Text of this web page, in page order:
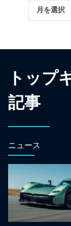
トップ
記事
ニュース